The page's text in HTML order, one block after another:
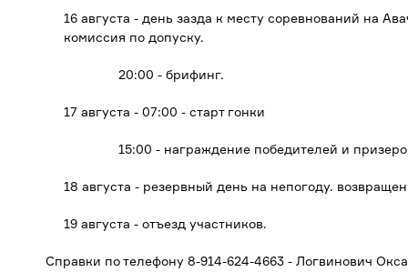
16 августа - день зазда к месту соревнований на
комиссия по допуску.
20:00 - брифинг.
17 августа - 07:00 - старт гонки
15:00 - награждение победителей и
18 августа - резервный день на непогоду.
19 августа - отъезд участников.
Справки по телефону 8-914-624-4663 - Логвинович